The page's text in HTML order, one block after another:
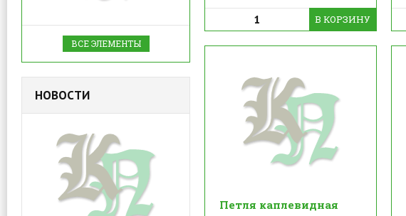
ВСЕ ЭЛЕМЕНТЫ
НОВОСТИ
В КОРЗИНУ
Петля каплевидная